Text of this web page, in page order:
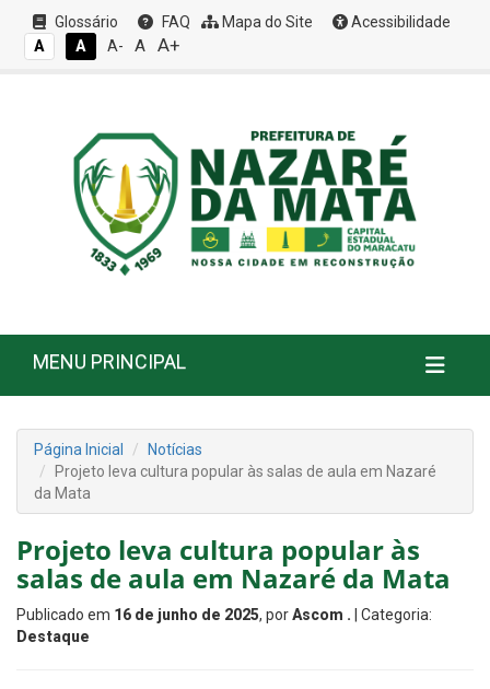
Glossário FAQ Mapa do Site
Acessibilidade
A
A A- A A+
MENU PRINCIPAL
Página Inicial
Notícias
Projeto leva cultura popular às salas de aula em Nazaré
da Mata
Projeto leva cultura popular às
salas de aula em Nazaré da Mata
Publicado em 16 de junho de 2025, porAscom . | Categoria:
Destaque